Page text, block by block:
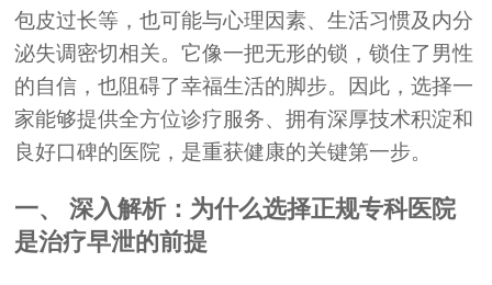
包皮过长等，也可能与心理因素、生活习惯及内分
泌失调密切相关。它像一把无形的锁，锁住了男性
的自信，也阻碍了幸福生活的脚步。因此，选择一
家能够提供全方位诊疗服务、拥有深厚技术积淀和
良好口碑的医院，是重获健康的关键第一步。
一、 深入解析：为什么选择正规专科医院
是治疗早泄的前提